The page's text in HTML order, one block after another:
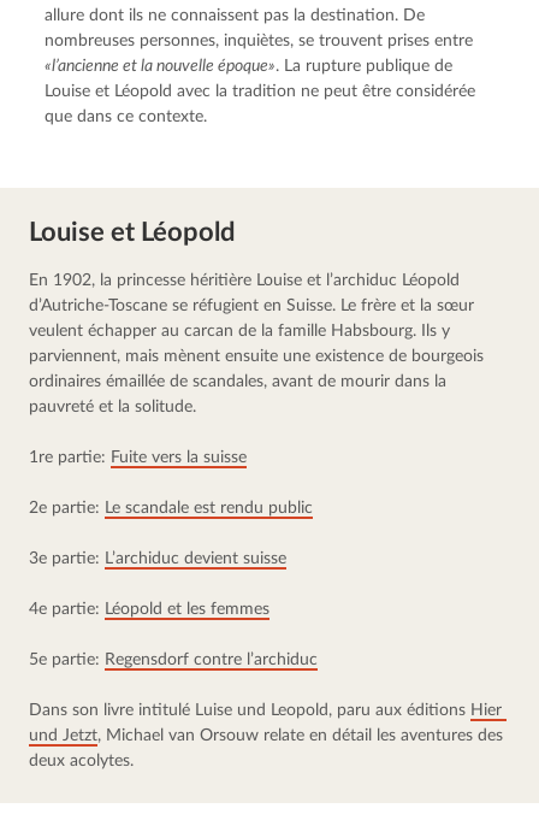
allure dont ils ne connaissent pas la destination. De
«l’ancienne et la nouvelle époque». La rupture publique de
Louise et Léopold avec la tradition ne peut être considérée
que dans ce contexte.
Louise et Léopold
En 1902, la princesse héritière Louise et l’archiduc Léopold
d’Autriche-Toscane se réfugient en Suisse. Le frère et la sœur
veulent échapper au carcan de la famille Habsbourg. Ils y
parviennent, mais mènent ensuite une existence de bourgeois
ordinaires émaillée de scandales, avant de mourir dans la
pauvreté et la solitude.
1re partie: Fuite vers la suisse
2e partie: Le scandale est rendu public
3e partie: L’archiduc devient suisse
4e partie: Léopold et les femmes
5e partie: Regensdorf contre l’archiduc
Dans son livre intitulé Luise und Leopold, paru aux éditions Hier
und Jetzt, Michael van Orsouw relate en détail les aventures des
deux acolytes.